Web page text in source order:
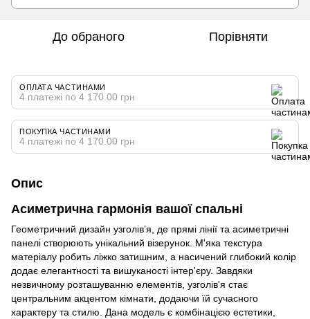
До обраного Порівняти
ОПЛАТА ЧАСТИНАМИ
4 платежі по 4 170.00 грн
ПОКУПКА ЧАСТИНАМИ
4 платежі по 4 170.00 грн
Опис
Асиметрична гармонія вашої спальні
Геометричний дизайн узголів’я, де прямі лінії та асиметричні
панелі створюють унікальний візерунок. М'яка текстура
матеріалу робить ліжко затишним, а насичений глибокий колір
додає елегантності та вишуканості інтер'єру. Завдяки
незвичному розташуванню елементів, узголів'я стає
центральним акцентом кімнати, додаючи їй сучасного
характеру та стилю. Дана модель є комбінацією естетики,